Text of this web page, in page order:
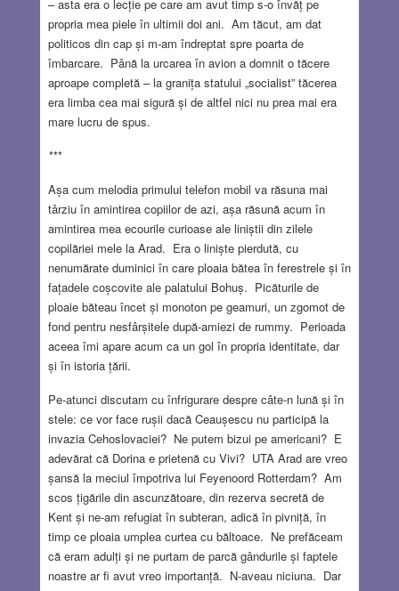
– asta era o lecție pe care am avut timp s-o învăț pe
propria mea piele în ultimii doi ani. Am tăcut, am dat
politicos din cap și m-am îndreptat spre poarta de
îmbarcare. Până la urcarea în avion a domnit o tăcere
aproape completă – la granița statului „socialist” tăcerea
era limba cea mai sigură și de altfel nici nu prea mai era
mare lucru de spus.
***
Așa cum melodia primului telefon mobil va răsuna mai
târziu în amintirea copiilor de azi, așa răsună acum în
amintirea mea ecourile curioase ale liniștii din zilele
copilăriei mele la Arad. Era o liniște pierdută, cu
nenumărate duminici în care ploaia bătea în ferestrele și în
fațadele coșcovite ale palatului Bohuș. Picăturile de
ploaie băteau încet și monoton pe geamuri, un zgomot de
fond pentru nesfârșitele după-amiezi de rummy. Perioada
aceea îmi apare acum ca un gol în propria identitate, dar
și în istoria țării.
Pe-atunci discutam cu înfrigurare despre câte-n lună și în
stele: ce vor face rușii dacă Ceaușescu nu participă la
invazia Cehoslovaciei? Ne putem bizui pe americani? E
adevărat că Dorina e prietenă cu Vivi? UTA Arad are vreo
șansă la meciul împotriva lui Feyenoord Rotterdam? Am
scos țigările din ascunzătoare, din rezerva secretă de
Kent și ne-am refugiat în subteran, adică în pivniță, în
timp ce ploaia umplea curtea cu băltoace. Ne prefăceam
că eram adulți și ne purtam de parcă gândurile și faptele
noastre ar fi avut vreo importanță. N-aveau niciuna. Dar